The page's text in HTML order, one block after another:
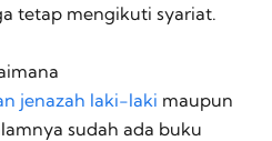
tetap mengikuti syariat.
jenazah laki-laki maupun
sudah ada buku